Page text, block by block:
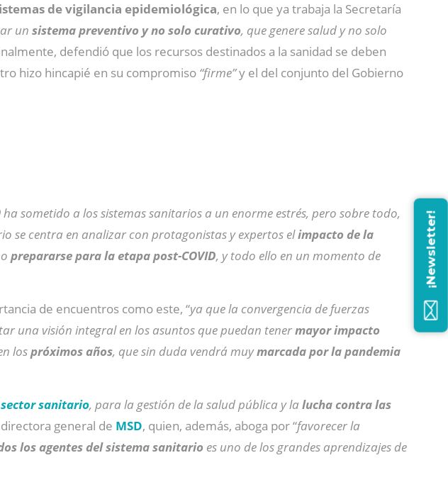
de vigilancia epidemiológica, en lo que ya trabaja la Secretaría
un sistema preventivo y no solo curativo, que genere salud y no solo
defendió que los recursos destinados a la sanidad se deben
hizo hincapié en su compromiso “firme”y el del conjunto del Gobierno
ha sometido a los sistemas sanitarios a un enorme estrés, pero sobre todo,
se centra en analizar con protagonistas y expertos elimpacto de la
prepararse para la etapa post-COVID, y todo ello en un momento de
de encuentros como este, “ya que la convergencia de fuerzas
una visión integral en los asuntos que puedan tenermayor impacto
lospróximos años, que sin duda vendrá muymarcada por la pandemia
sanitario, para la gestión de la salud pública y la lucha contra las
general de MSD, quien, además, aboga por “favorecer la
los agentes del sistema sanitario es uno de los grandes aprendizajes de
¡Newsletter!